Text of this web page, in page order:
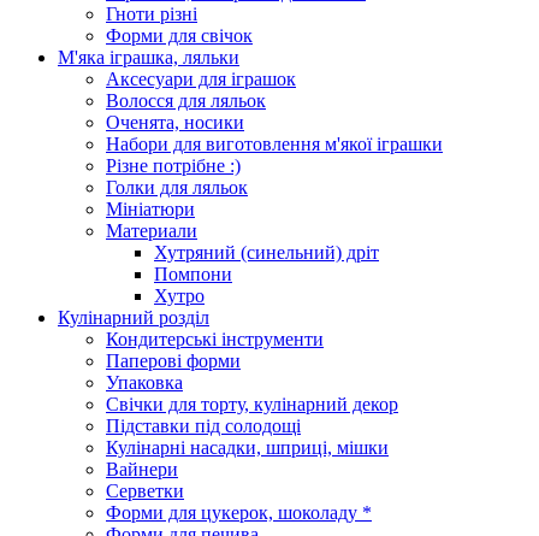
Гноти різні
Форми для свічок
М'яка іграшка, ляльки
Аксесуари для іграшок
Волосся для ляльок
Оченята, носики
Набори для виготовлення м'якої іграшки
Різне потрібне :)
Голки для ляльок
Мініатюри
Материали
Хутряний (синельний) дріт
Помпони
Хутро
Кулінарний розділ
Кондитерські інструменти
Паперові форми
Упаковка
Свічки для торту, кулінарний декор
Підставки під солодощі
Кулінарні насадки, шприці, мішки
Вайнери
Серветки
Форми для цукерок, шоколаду *